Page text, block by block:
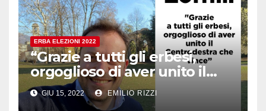
ERBA ELEZIONI 2022
“Grazie a tutti gli erbesi,
orgoglioso di aver unito il
Centrodestra che vince, con
la Lega che cresce”
GIU 15, 2022 EMILIO RIZZI